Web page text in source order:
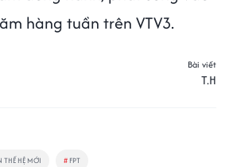
hàng tuần trên VTV3.
Bài viết
T.H
THẾ HỆ MỚI # FPT